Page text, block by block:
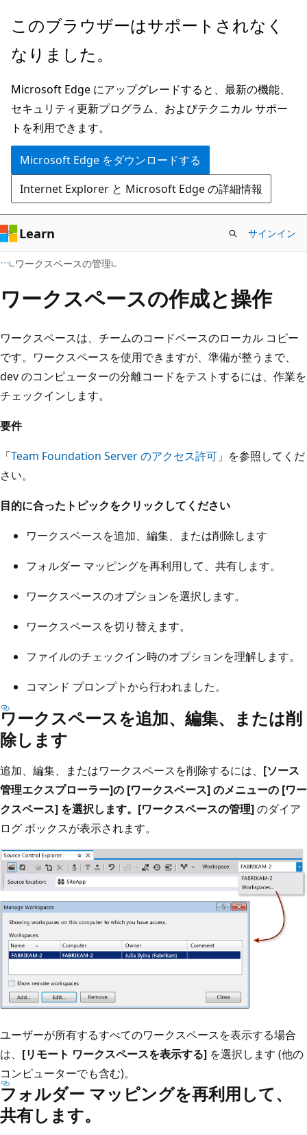
メ
ン
ン
テ
ン
ツ
に
ス
キ
ッ
プ
このブラウザーはサポートされなく
なりました。
Microsoft Edge にアップグレードすると、最新の機能、
セキュリティ更新プログラム、およびテクニカル サポー
トを利用できます。
Microsoft Edge をダウンロードする
Internet Explorer と Microsoft Edge の詳細情報
Learn サインイン
ワークスペースの管理
ワークスペースの作成と操作
ワークスペースは、チームのコードベースのローカル コピー
です。ワークスペースを使用できますが、準備が整うまで、
dev のコンピューターの分離コードをテストするには、作業を
チェックインします。
要件
「Team Foundation Server のアクセス許可 」を参照してくだ
さい。
目的に合ったトピックをクリックしてください
ワークスペースを追加、編集、または削除します
フォルダー マッピングを再利用して、共有します。
ワークスペースのオプションを選択します。
ワークスペースを切り替えます。
ファイルのチェックイン時のオプションを理解します。
コマンド プロンプトから行われました。
ワークスペースを追加、編集、または削
除します
追加、編集、またはワークスペースを削除するには、 [ソース
管理エクスプローラー]の [ワークスペース]のメニューの [ワー
クスペース] を選択します。 [ワークスペースの管理]のダイア
ログ ボックスが表示されます。
ユーザーが所有するすべてのワークスペースを表示する場合
は、 [リモート ワークスペースを表示する] を選択します (他の
コンピューターでも含む)。
フォルダー マッピングを再利用して、
共有します。